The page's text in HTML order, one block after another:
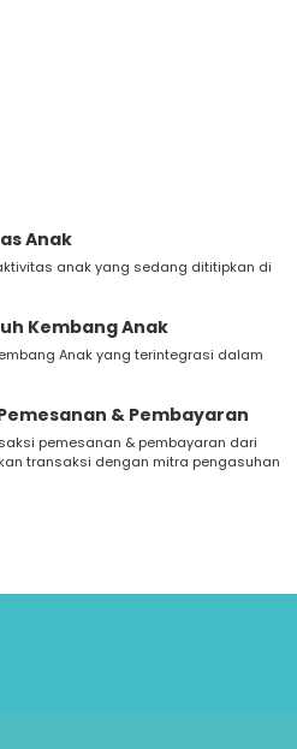
Anak
anak yang sedang dititipkan di
Kembang Anak
Anak yang terintegrasi dalam
& Pembayaran
pemesanan & pembayaran dari
transaksi dengan mitra pengasuhan